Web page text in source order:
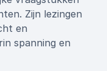
Zijn lezingen
en
spanning en